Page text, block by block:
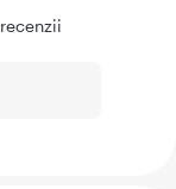
recenzii